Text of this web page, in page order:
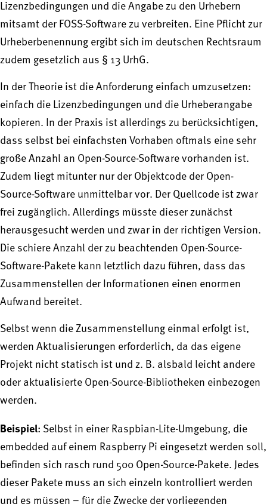
Lizenzbedingungen und die Angabe zu den Urhebern
mitsamt der FOSS-Software zu verbreiten. Eine Pflicht zur
Urheberbenennung ergibt sich im deutschen Rechtsraum
zudem gesetzlich aus § 13 UrhG.
In der Theorie ist die Anforderung einfach umzusetzen:
einfach die Lizenzbedingungen und die Urheberangabe
kopieren. In der Praxis ist allerdings zu berücksichtigen,
dass selbst bei einfachsten Vorhaben oftmals eine sehr
große Anzahl an Open-Source-Software vorhanden ist.
Zudem liegt mitunter nur der Objektcode der Open-
Source-Software unmittelbar vor. Der Quellcode ist zwar
frei zugänglich. Allerdings müsste dieser zunächst
herausgesucht werden und zwar in der richtigen Version.
Die schiere Anzahl der zu beachtenden Open-Source-
Software-Pakete kann letztlich dazu führen, dass das
Zusammenstellen der Informationen einen enormen
Aufwand bereitet.
Selbst wenn die Zusammenstellung einmal erfolgt ist,
werden Aktualisierungen erforderlich, da das eigene
Projekt nicht statisch ist und z. B. alsbald leicht andere
oder aktualisierte Open-Source-Bibliotheken einbezogen
werden.
Beispiel: Selbst in einer Raspbian-Lite-Umgebung, die
embedded auf einem Raspberry Pi eingesetzt werden soll,
befinden sich rasch rund 500 Open-Source-Pakete. Jedes
dieser Pakete muss an sich einzeln kontrolliert werden
und es müssen – für die Zwecke der vorliegenden